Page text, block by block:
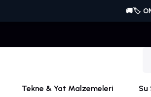
Tekne & Yat Malzemeleri Su
🚚🏷️ ONLINE'A